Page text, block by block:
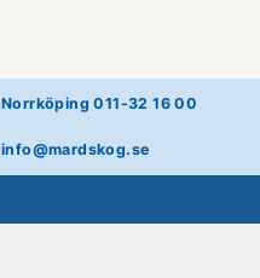
Norrköping 011-32 16 00
info@mardskog.se